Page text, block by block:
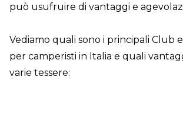
può usufruire di vantaggi e
Vediamo quali sono i principali Club e
per camperisti in Italia e quali
varie tessere: